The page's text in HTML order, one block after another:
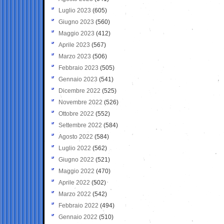
Luglio 2023 (605)
Giugno 2023 (560)
Maggio 2023 (412)
Aprile 2023 (567)
Marzo 2023 (506)
Febbraio 2023 (505)
Gennaio 2023 (541)
Dicembre 2022 (525)
Novembre 2022 (526)
Ottobre 2022 (552)
Settembre 2022 (584)
Agosto 2022 (584)
Luglio 2022 (562)
Giugno 2022 (521)
Maggio 2022 (470)
Aprile 2022 (502)
Marzo 2022 (542)
Febbraio 2022 (494)
Gennaio 2022 (510)